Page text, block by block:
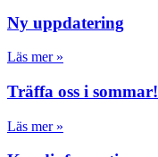
Ny uppdatering
Läs mer »
Träffa oss i sommar!
Läs mer »